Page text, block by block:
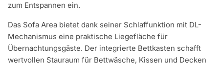
zum Entspannen ein.
Das Sofa Area bietet dank seiner Schlaffunktion mit DL-
Mechanismus eine praktische Liegefläche für
Übernachtungsgäste. Der integrierte Bettkasten schafft
wertvollen Stauraum für Bettwäsche, Kissen und Decken